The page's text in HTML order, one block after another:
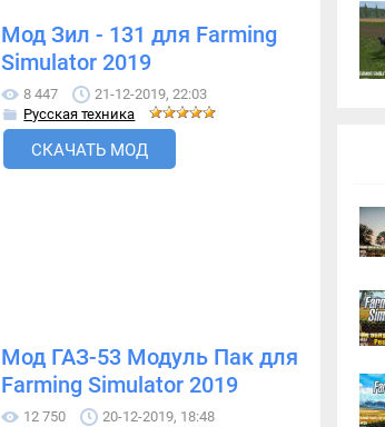
Мод Зил - 131 для Farming
Simulator 2019
8 447
21-12-2019, 22:03
Русская техника
СКАЧАТЬ МОД
Мод ГАЗ-53 Модуль Пак для
Farming Simulator 2019
12 750
20-12-2019, 18:48